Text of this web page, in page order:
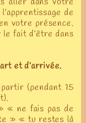
de
votre présence.
fait d’être dans
et d’arrivée.
(pendant 15
« ne fais pas de
» « tu restes là